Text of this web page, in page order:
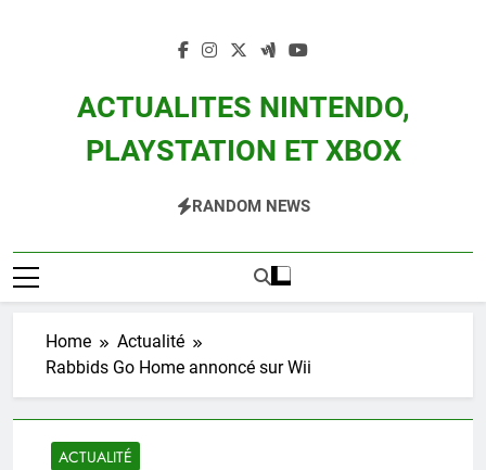
ACTUALITES NINTENDO,
PLAYSTATION ET XBOX
Zelda, Splatoon, Pokemon Entre Autres
RANDOM NEWS
Home
Actualité
Rabbids Go Home annoncé sur Wii
ACTUALITÉ